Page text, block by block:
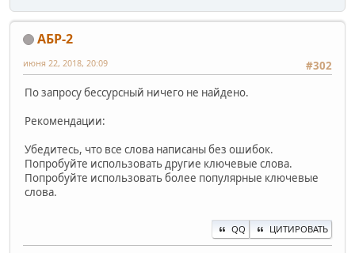
АБР-2
#302
июня 22, 2018, 20:09
По запросу бессурсный ничего не найдено.
Рекомендации:
Убедитесь, что все слова написаны без ошибок.
Попробуйте использовать другие ключевые слова.
Попробуйте использовать более популярные ключевые
слова.
QQ ЦИТИРОВАТЬ